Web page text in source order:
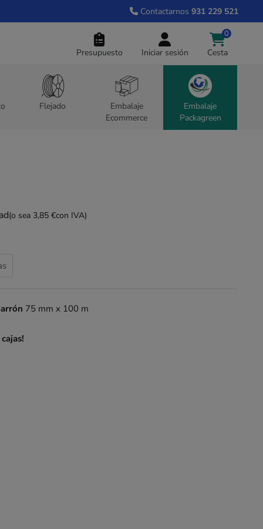
Contactarnos 931 229 521
Presupuesto Iniciar sesión Cesta
0
Flejado
Embalaje
Ecommerce
Embalaje
Packagreen
(o sea 3,85 €con IVA)
75 mm x 100 m